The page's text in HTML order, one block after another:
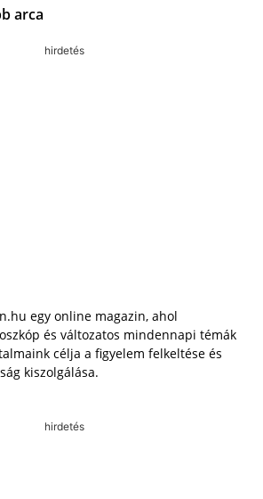
arca
hirdetés
egy online magazin, ahol
és változatos mindennapi témák
célja a figyelem felkeltése és
kiszolgálása.
hirdetés